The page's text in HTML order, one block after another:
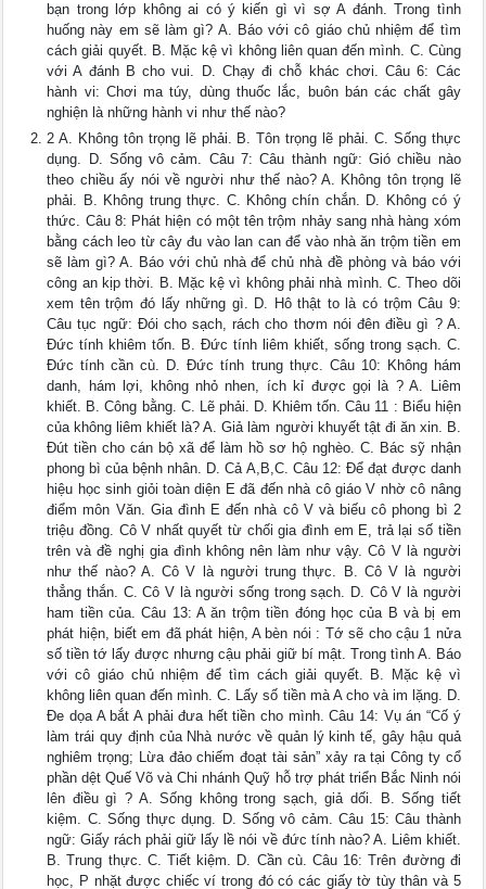
bạn trong lớp không ai có ý kiến gì vì sợ A đánh. Trong tình
huống này em sẽ làm gì? A. Báo với cô giáo chủ nhiệm để tìm
cách giải quyết. B. Mặc kệ vì không liên quan đến mình. C. Cùng
với A đánh B cho vui. D. Chạy đi chỗ khác chơi. Câu 6: Các
hành vi: Chơi ma túy, dùng thuốc lắc, buôn bán các chất gây
nghiện là những hành vi như thế nào?
2 A. Không tôn trọng lẽ phải. B. Tôn trọng lẽ phải. C. Sống thực
dụng. D. Sống vô cảm. Câu 7: Câu thành ngữ: Gió chiều nào
theo chiều ấy nói về người như thế nào? A. Không tôn trọng lẽ
phải. B. Không trung thực. C. Không chín chắn. D. Không có ý
thức. Câu 8: Phát hiện có một tên trộm nhảy sang nhà hàng xóm
bằng cách leo từ cây đu vào lan can để vào nhà ăn trộm tiền em
sẽ làm gì? A. Báo với chủ nhà để chủ nhà đề phòng và báo với
công an kịp thời. B. Mặc kệ vì không phải nhà mình. C. Theo dõi
xem tên trộm đó lấy những gì. D. Hô thật to là có trộm Câu 9:
Câu tục ngữ: Đói cho sạch, rách cho thơm nói đên điều gì ? A.
Đức tính khiêm tốn. B. Đức tính liêm khiết, sống trong sạch. C.
Đức tính cần cù. D. Đức tính trung thực. Câu 10: Không hám
danh, hám lợi, không nhỏ nhen, ích kỉ được gọi là ? A. Liêm
khiết. B. Công bằng. C. Lẽ phải. D. Khiêm tốn. Câu 11 : Biểu hiện
của không liêm khiết là? A. Giả làm người khuyết tật đi ăn xin. B.
Đút tiền cho cán bộ xã để làm hồ sơ hộ nghèo. C. Bác sỹ nhận
phong bì của bệnh nhân. D. Cả A,B,C. Câu 12: Để đạt được danh
hiệu học sinh giỏi toàn diện E đã đến nhà cô giáo V nhờ cô nâng
điểm môn Văn. Gia đình E đến nhà cô V và biếu cô phong bì 2
triệu đồng. Cô V nhất quyết từ chối gia đình em E, trả lại số tiền
trên và đề nghị gia đình không nên làm như vậy. Cô V là người
như thế nào? A. Cô V là người trung thực. B. Cô V là người
thẳng thắn. C. Cô V là người sống trong sạch. D. Cô V là người
ham tiền của. Câu 13: A ăn trộm tiền đóng học của B và bị em
phát hiện, biết em đã phát hiện, A bèn nói : Tớ sẽ cho cậu 1 nửa
số tiền tớ lấy được nhưng cậu phải giữ bí mật. Trong tình A. Báo
với cô giáo chủ nhiệm để tìm cách giải quyết. B. Mặc kệ vì
không liên quan đến mình. C. Lấy số tiền mà A cho và im lặng. D.
Đe dọa A bắt A phải đưa hết tiền cho mình. Câu 14: Vụ án “Cố ý
làm trái quy định của Nhà nước về quản lý kinh tế, gây hậu quả
nghiêm trọng; Lừa đảo chiếm đoạt tài sản” xảy ra tại Công ty cổ
phần dệt Quế Võ và Chi nhánh Quỹ hỗ trợ phát triển Bắc Ninh nói
lên điều gì ? A. Sống không trong sạch, giả dối. B. Sống tiết
kiệm. C. Sống thực dụng. D. Sống vô cảm. Câu 15: Câu thành
ngữ: Giấy rách phải giữ lấy lề nói về đức tính nào? A. Liêm khiết.
B. Trung thực. C. Tiết kiệm. D. Cần cù. Câu 16: Trên đường đi
học, P nhặt được chiếc ví trong đó có các giấy tờ tùy thân và 5